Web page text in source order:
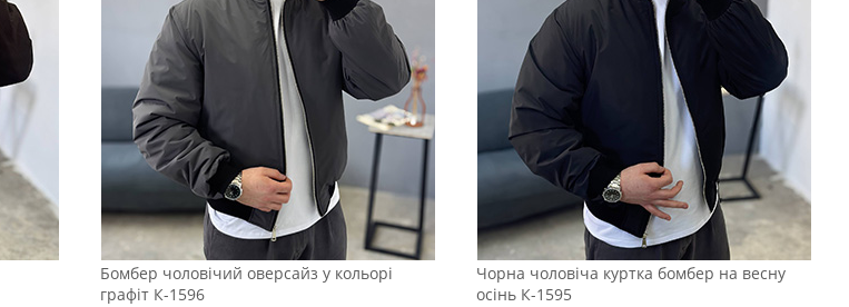
Бомбер чоловічий оверсайз у кольорі
графіт К-1596
Чорна чоловіча куртка бомбер на весну
осінь К-1595